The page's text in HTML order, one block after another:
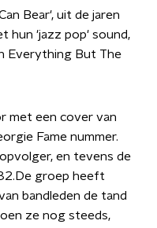
Bear', uit de jaren
hun 'jazz pop' sound,
Everything But The
met een cover van
Fame nummer.
en tevens de
groep heeft
bandleden de tand
ze nog steeds,